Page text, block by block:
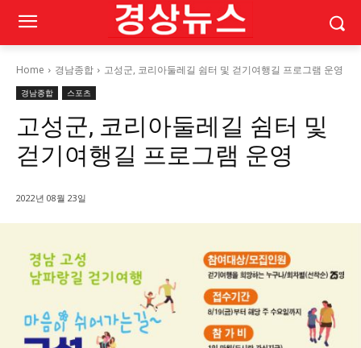
Home 경남종합 고성군, 코리아둘레길 쉼터 및 걷기여행길 프로그램 운영
경남종합 스포츠
고성군, 코리아둘레길 쉼터 및
걷기여행길 프로그램 운영
2022년 08월 23일